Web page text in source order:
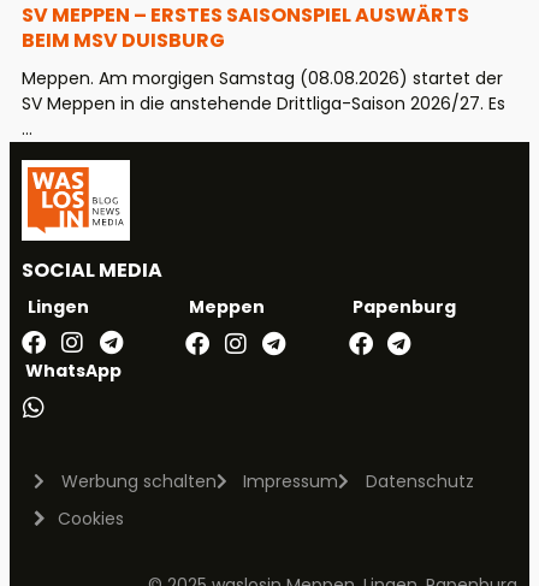
SV MEPPEN – ERSTES SAISONSPIEL AUSWÄRTS
BEIM MSV DUISBURG
Meppen. Am morgigen Samstag (08.08.2026) startet der
SV Meppen in die anstehende Drittliga-Saison 2026/27. Es
...
SOCIAL MEDIA
Lingen Meppen Papenburg
WhatsApp
Werbung schalten Impressum
Datenschutz
Cookies